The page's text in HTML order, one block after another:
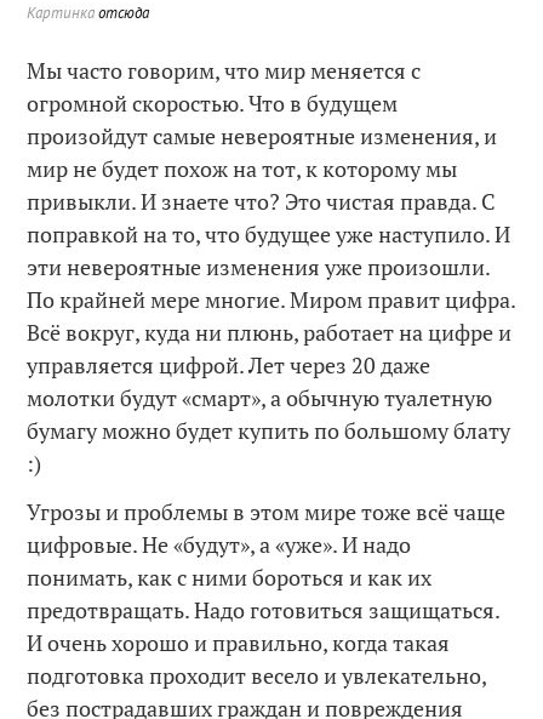
Картинкаотсюда
Мы часто говорим, что мир меняется с
огромной скоростью. Что в будущем
произойдут самые невероятные изменения, и
мир не будет похож на тот, к которому мы
привыкли. И знаете что? Это чистая правда. С
поправкой на то, что будущее уже наступило. И
эти невероятные изменения уже произошли.
По крайней мере многие. Миром правит цифра.
Всё вокруг, куда ни плюнь, работает на цифре и
управляется цифрой. Лет через 20 даже
молотки будут «смарт», а обычную туалетную
бумагу можно будет купить по большому блату
:)
Угрозы и проблемы в этом мире тоже всё чаще
цифровые. Не «будут», а «уже». И надо
понимать, как с ними бороться и как их
предотвращать. Надо готовиться защищаться.
И очень хорошо и правильно, когда такая
подготовка проходит весело и увлекательно,
без пострадавших граждан и повреждения